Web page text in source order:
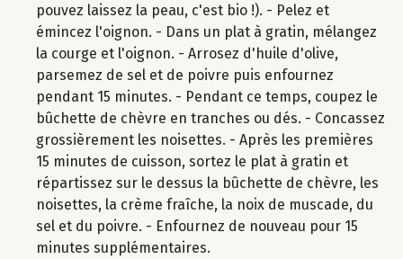
pouvez laissez la peau, c'est bio !). - Pelez et
émincez l'oignon. - Dans un plat à gratin, mélangez
la courge et l'oignon. - Arrosez d'huile d'olive,
parsemez de sel et de poivre puis enfournez
pendant 15 minutes. - Pendant ce temps, coupez le
bûchette de chèvre en tranches ou dés. - Concassez
grossièrement les noisettes. - Après les premières
15 minutes de cuisson, sortez le plat à gratin et
répartissez sur le dessus la bûchette de chèvre, les
noisettes, la crème fraîche, la noix de muscade, du
sel et du poivre. - Enfournez de nouveau pour 15
minutes supplémentaires.